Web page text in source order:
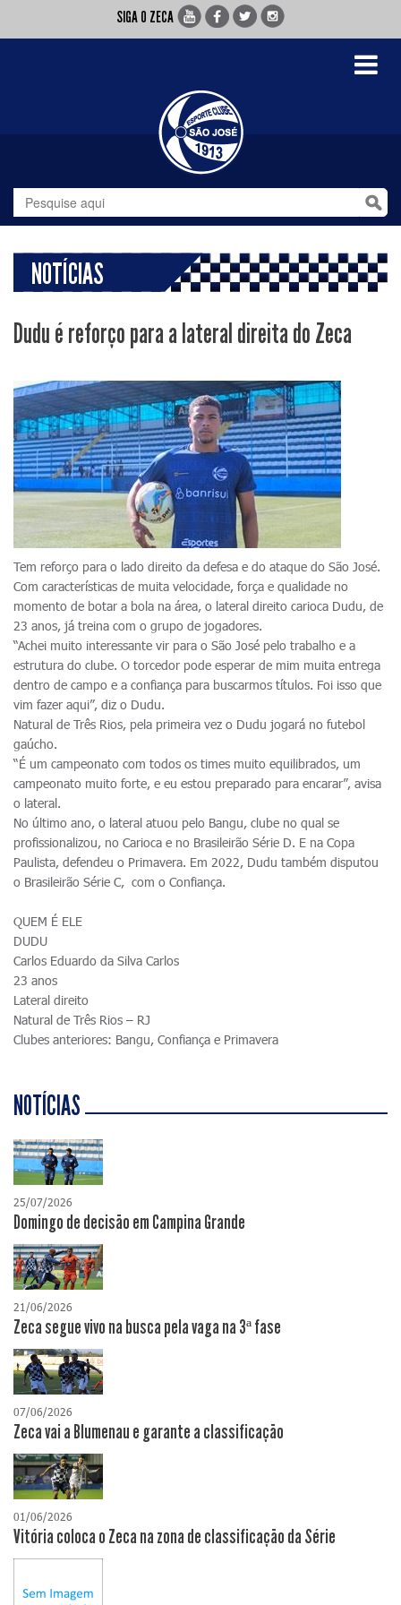
SIGA O ZECA
Toggle
NOTÍCIAS
Dudu é reforço para a lateral direita do Zeca
Tem reforço para o lado direito da defesa e do ataque do São José.
Com características de muita velocidade, força e qualidade no
momento de botar a bola na área, o lateral direito carioca Dudu, de
23 anos, já treina com o grupo de jogadores.
“Achei muito interessante vir para o São José pelo trabalho e a
estrutura do clube. O torcedor pode esperar de mim muita entrega
dentro de campo e a confiança para buscarmos títulos. Foi isso que
vim fazer aqui”, diz o Dudu.
Natural de Três Rios, pela primeira vez o Dudu jogará no futebol
gaúcho.
“É um campeonato com todos os times muito equilibrados, um
campeonato muito forte, e eu estou preparado para encarar”, avisa
o lateral.
No último ano, o lateral atuou pelo Bangu, clube no qual se
profissionalizou, no Carioca e no Brasileirão Série D. E na Copa
Paulista, defendeu o Primavera. Em 2022, Dudu também disputou
o Brasileirão Série C, com o Confiança.
QUEM É ELE
DUDU
Carlos Eduardo da Silva Carlos
23 anos
Lateral direito
Natural de Três Rios – RJ
Clubes anteriores: Bangu, Confiança e Primavera
NOTÍCIAS
25/07/2026
Domingo de decisão em Campina Grande
21/06/2026
Zeca segue vivo na busca pela vaga na 3ª fase
07/06/2026
Zeca vai a Blumenau e garante a classificação
01/06/2026
Vitória coloca o Zeca na zona de classificação da Série